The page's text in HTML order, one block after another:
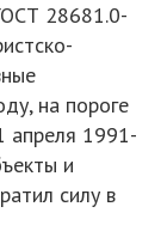
28681.0-
на пороге
апреля 1991-
и
силу в